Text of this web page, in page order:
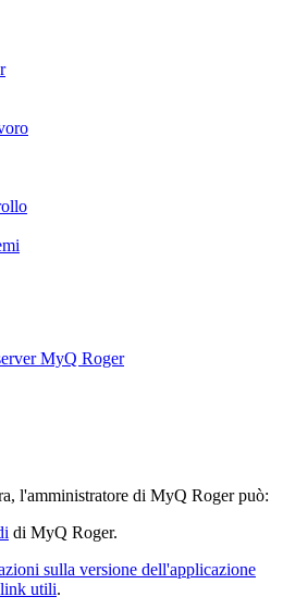
MyQ Roger
l'amministratore di MyQ Roger può:
di MyQ Roger.
sulla versione dell'applicazione
utili.